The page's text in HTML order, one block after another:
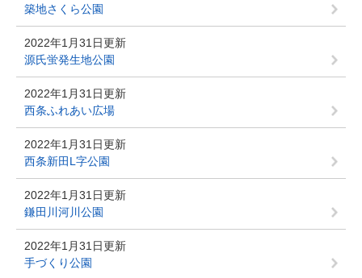
築地さくら公園
2022年1月31日更新
源氏蛍発生地公園
2022年1月31日更新
西条ふれあい広場
2022年1月31日更新
西条新田L字公園
2022年1月31日更新
鎌田川河川公園
2022年1月31日更新
手づくり公園